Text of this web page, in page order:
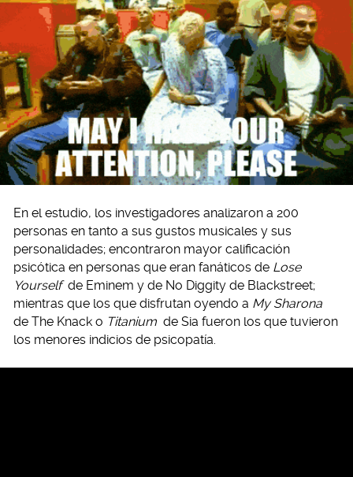
En el estudio, los investigadores analizaron a 200
personas en tanto a sus gustos musicales y sus
personalidades; encontraron mayor calificación
psicótica en personas que eran fanáticos de Lose
Yourselfde Eminem y de No Diggity de Blackstreet;
mientras que los que disfrutan oyendo a My Sharona
de The Knack o Titanium de Sia fueron los que tuvieron
los menores indicios de psicopatía.